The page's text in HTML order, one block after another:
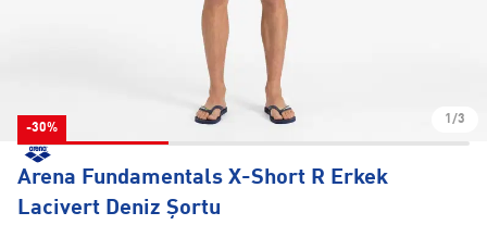
-30%
1/3
Arena Fundamentals X-Short R Erkek
Lacivert Deniz Şortu